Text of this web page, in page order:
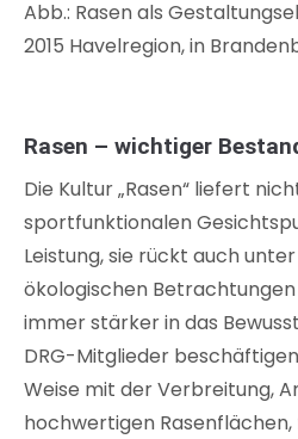
Abb.: Rasen als
2015 Havelregion, in
Rasen – wichtiger
Die Kultur „Rasen“ liefert
sportfunktionalen
Leistung, sie rückt auch
ökologischen
immer stärker in das
DRG-Mitglieder
Weise mit der Verbreitung,
hochwertigen